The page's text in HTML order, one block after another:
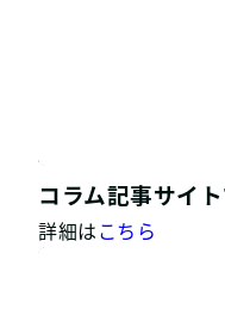
コラム記事サイ
詳細はこちら